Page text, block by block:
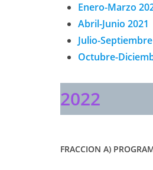
Enero-Marzo
Abril-Junio 2021
Julio-
Octubre-
2022
FRACCION A)